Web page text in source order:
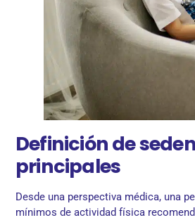
Definición de
principales
Desde una perspectiva médica, una
mínimos de actividad física